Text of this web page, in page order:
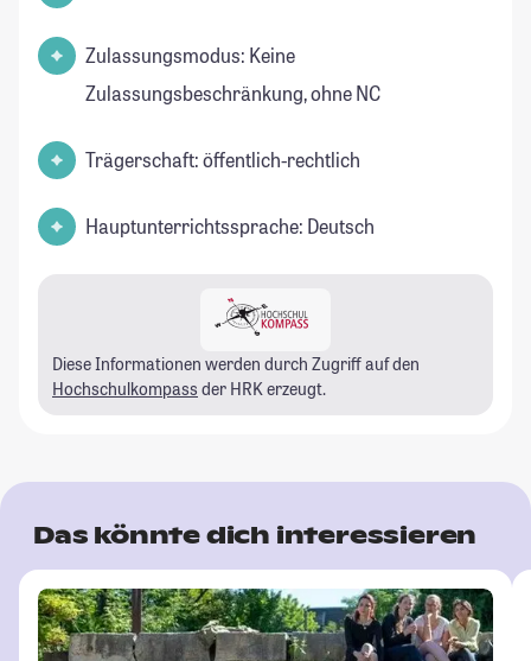
Zulassungsmodus: Keine
Zulassungsbeschränkung, ohne NC
Trägerschaft: öffentlich-rechtlich
Hauptunterrichtssprache: Deutsch
Diese Informationen werden durch Zugriff auf den
Hochschulkompass der HRK erzeugt.
Das könnte dich interessieren